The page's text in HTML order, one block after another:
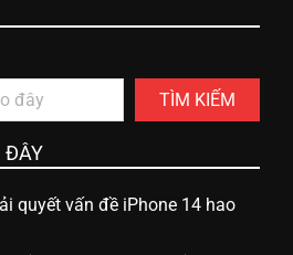
TÌM KIẾM
ĐÂY
quyết vấn đề iPhone 14 hao